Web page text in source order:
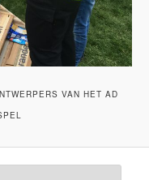
VAN HET AD